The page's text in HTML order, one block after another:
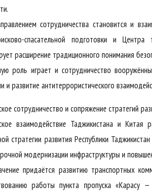
сотрудничества становится и
спасательной подготовки и
расширение традиционного понимания
роль играет и сотрудничество
и развитие антитеррористического
сотрудничество и сопряжение стратегий
взаимодействие Таджикистана и
стратегии развития Республики
модернизации инфраструктуры и
придаётся развитию транспортных
работы пункта пропуска